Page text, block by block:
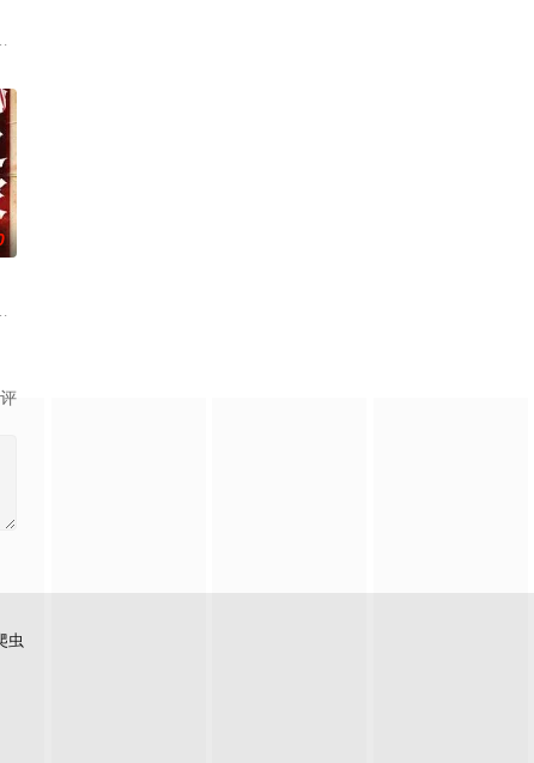
于为数不多还记得它的人来
。为了帮助他成名，简不择手段，甚至做出可怕的事情。简策划的
不能再撒谎了。他的朋友科蒂认为这是一个制作热门节目的好机会，但当他
样子出现。
崖后闯入隐秘古宅求救，得男主人石桥留宿，却陷入更恐怖的诡异事件，包
虫